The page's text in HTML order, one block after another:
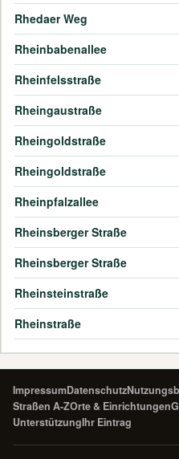
Rhedaer Weg
Rheinbabenallee
Rheinfelsstraße
Rheingaustraße
Rheingoldstraße
Rheingoldstraße
Rheinpfalzallee
Rheinsberger Straße
Rheinsberger Straße
Rheinsteinstraße
Rheinstraße
ImpressumDatenschutz
Straßen A-ZOrte & Einrichtungen
UnterstützungIhr Eintrag